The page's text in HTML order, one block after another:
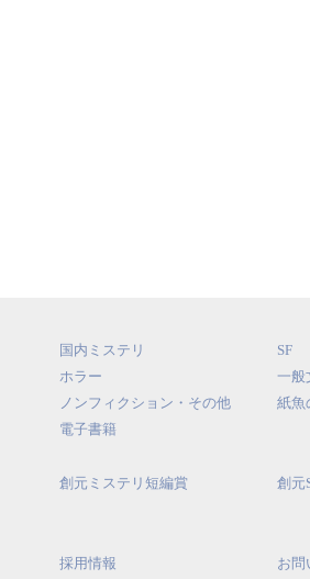
国内ミステリ
SF
ホラー
一般
ノンフィクション・その他
紙魚
電子書籍
創元ミステリ短編賞
創元
採用情報 お問